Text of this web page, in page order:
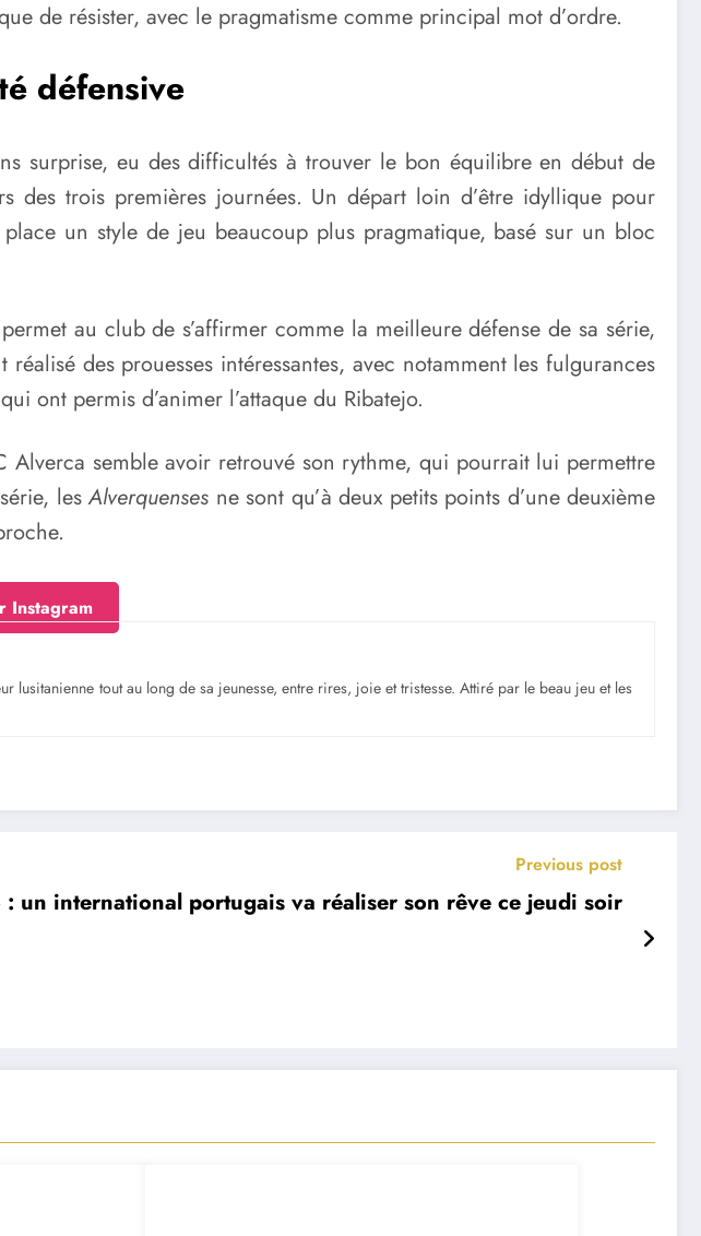
de résister, avec le pragmatisme comme principal mot d’ordre.
défensive
surprise, eu des difficultés à trouver le bon équilibre en début de
des trois premières journées. Un départ loin d’être idyllique pour
un style de jeu beaucoup plus pragmatique, basé sur un bloc
au club de s’affirmer comme la meilleure défense de sa série,
des prouesses intéressantes, avec notamment les fulgurances
ont permis d’animer l’attaque du Ribatejo.
semble avoir retrouvé son rythme, qui pourrait lui permettre
lesAlverquenses ne sont qu’à deux petits points d’une deuxième
Instagram
tout au long de sa jeunesse, entre rires, joie et tristesse. Attiré par le beau jeu et les
Previous post
: un international portugais va réaliser son rêve ce jeudi soir